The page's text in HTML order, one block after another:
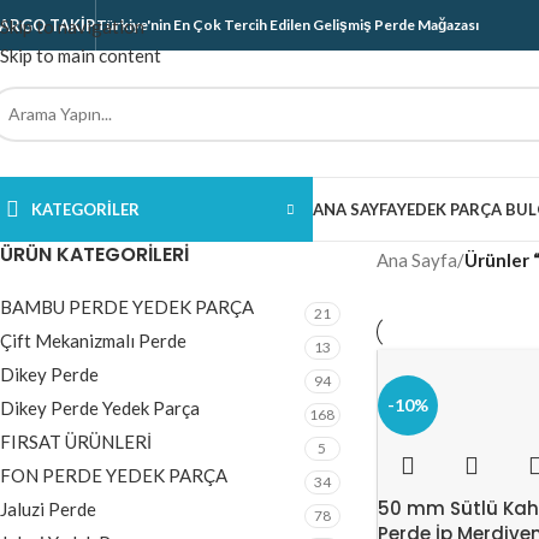
Skip to navigation
Skip to main content
TAKIPTürkiye'nin En Çok Tercih Edilen Gelişmiş Perde Mağazası
KATEGORILER ANA SAYFAYEDEK PARÇA BUL
ÜRÜN KATEGORILERI
BAMBU PERDE YEDEK PARÇA 21
Çift Mekanizmalı Perde 13
Dikey Perde 94
Dikey Perde Yedek Parça 168
FIRSAT ÜRÜNLERİ 5
FON PERDE YEDEK PARÇA 34
Jaluzi Perde 78
Ana Sayfa/Ürünler
-10%
50 mm Sütlü
Perde İp